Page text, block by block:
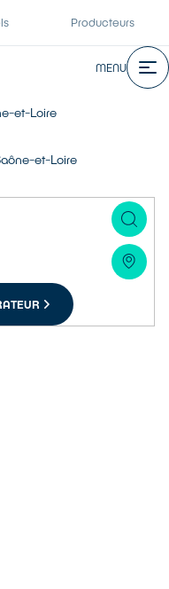
Producteurs
MENU
et-Loire
et-Loire